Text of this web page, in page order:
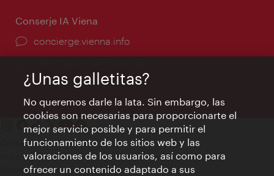
Conserje IA Viena
concierge.vienna.info
Contacto
Aviso legal
Política de privacidad de datos
¿Unas galletitas?
No queremos darle la lata. Sin embargo, las
cookies son necesarias para proporcionarte el
mejor servicio posible y para permitir el
funcionamiento de los sitios web y las
valoraciones de los usuarios, así como para
ofrecer un contenido adaptado a sus